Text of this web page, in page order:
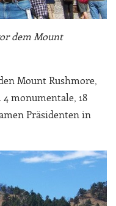
dem Mount
Mount Rushmore,
monumentale, 18
Präsidenten in